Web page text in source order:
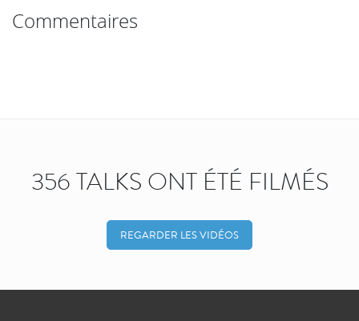
Commentaires
356 TALKS ONT ÉTÉ FILMÉS
REGARDER LES VIDÉOS